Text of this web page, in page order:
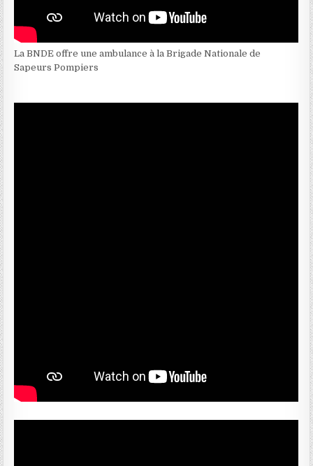
La BNDE offre une ambulance à la Brigade Nationale de
Sapeurs Pompiers